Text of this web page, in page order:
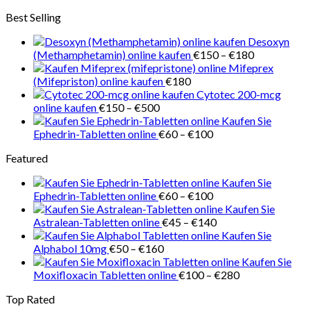
Best Selling
Desoxyn
(Methamphetamin) online kaufen€150 – €180
€150
€180
Mifeprex
(Mifepriston) online kaufen€180
Cytotec 200-mcg
online kaufen€150 – €500Preisspanne:
€150
bis
Kaufen Sie
Ephedrin-Tabletten online€60 – €100Preisspanne:
Featured
Kaufen Sie
Ephedrin-Tabletten online€60 – €100Preisspanne:
€60
bis
€100
Kaufen Sie
Astralean-Tabletten online€45 – €140Preisspanne:
€45
€140
Kaufen Sie
Alphabol 10mg€50 – €160Preisspanne:
€50
bis
Kaufen Sie
Moxifloxacin Tabletten online€100 – €280Preisspanne:
Top Rated